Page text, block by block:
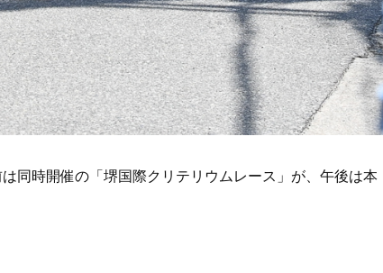
同時開催の「堺国際クリテリウムレース」が、午後は本